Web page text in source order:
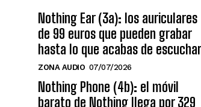
Nothing Ear (3a): los auriculares
de 99 euros que pueden grabar
hasta lo que acabas de escuchar
ZONA AUDIO 07/07/2026
Nothing Phone (4b): el móvil
barato de Nothing llega por 329